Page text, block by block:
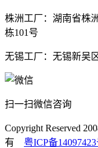
株洲工厂：湖南省株
栋101号
无锡工厂：无锡新吴
扫一扫微信咨询
Copyright Reserved
有 粤ICP备14097423